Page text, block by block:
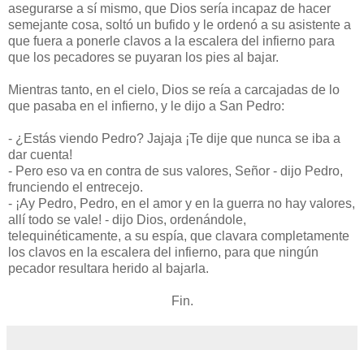
asegurarse a sí mismo, que Dios sería incapaz de hacer
semejante cosa, soltó un bufido y le ordenó a su asistente a
que fuera a ponerle clavos a la escalera del infierno para
que los pecadores se puyaran los pies al bajar.
Mientras tanto, en el cielo, Dios se reía a carcajadas de lo
que pasaba en el infierno, y le dijo a San Pedro:
- ¿Estás viendo Pedro? Jajaja ¡Te dije que nunca se iba a
dar cuenta!
- Pero eso va en contra de sus valores, Señor - dijo Pedro,
frunciendo el entrecejo.
- ¡Ay Pedro, Pedro, en el amor y en la guerra no hay valores,
allí todo se vale! - dijo Dios, ordenándole,
telequinéticamente, a su espía, que clavara completamente
los clavos en la escalera del infierno, para que ningún
pecador resultara herido al bajarla.
Fin.